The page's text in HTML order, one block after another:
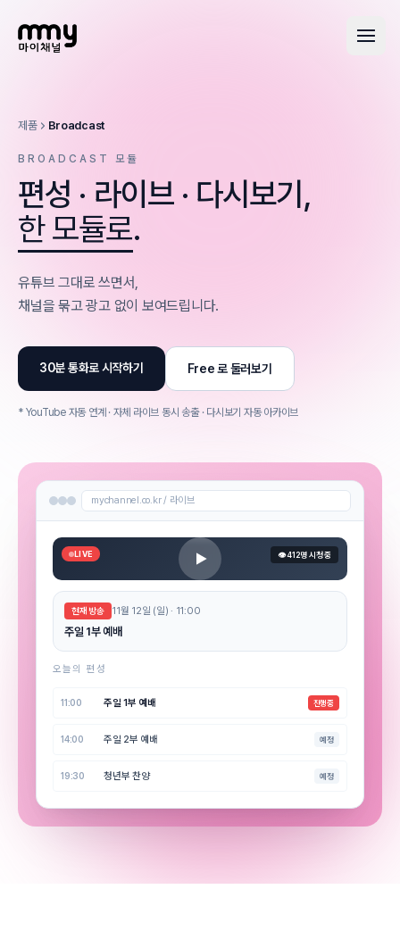
제품 Broadcast
BROADCAST 모듈
편성 · 라이브 · 다시보기,
한 모듈로.
유튜브 그대로 쓰면서,
채널을 묶고 광고 없이 보여드립니다.
30분 통화로 시작하기 Free 로 둘러보기
* YouTube 자동 연계 · 자체 라이브 동시 송출 · 다시보기 자동 아카이브
mychannel.co.kr / 라이브
LIVE 👁 412명 시청 중
현재 방송 11월 12일 (일) · 11:00
주일 1부 예배
오늘의 편성
11:00 주일 1부 예배 진행중
14:00 주일 2부 예배 예정
19:30 청년부 찬양 예정